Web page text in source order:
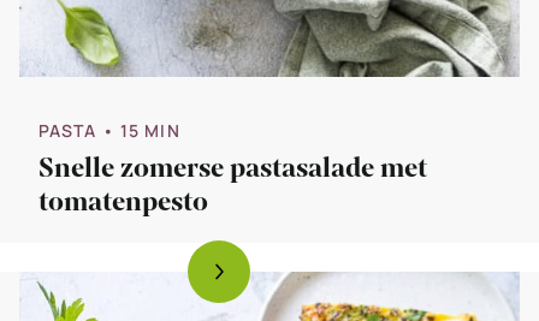
PASTA • 15 MIN
Snelle zomerse pastasalade met
tomatenpesto